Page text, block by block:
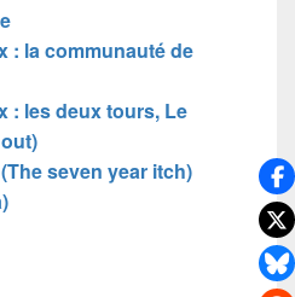
: la communauté de
: les deux tours, Le
seven year itch)